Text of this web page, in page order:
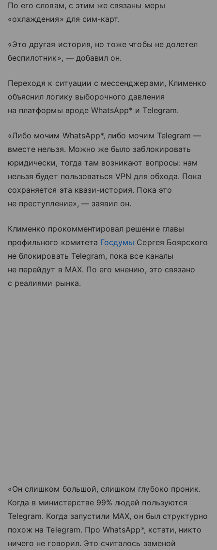
По его словам, с этим же связаны меры
«охлаждения» для сим-карт.
«Это другая история, но тоже чтобы не долетел
беспилотник», — добавил он.
Переходя к ситуации с мессенджерами, Клименко
объяснил логику выборочного давления
на платформы вроде WhatsApp* и Telegram.
«Либо мочим WhatsApp*, либо мочим Telegram —
вместе нельзя. Можно же было заблокировать
юридически, тогда там возникают вопросы: нам
нельзя будет пользоваться VPN для обхода. Пока
сохраняется эта квази-история. Пока это
не преступление», — заявил он.
Клименко прокомментировал решение главы
профильного комитета Госдумы Сергея Боярского
не блокировать Telegram, пока все каналы
не перейдут в MAX. По его мнению, это связано
с реалиями рынка.
«Он слишком большой, слишком глубоко проник.
Когда в министерстве 99% людей пользуются
Telegram. Когда запустили MAX, он был структурно
похож на Telegram. Про WhatsApp*, кстати, никто
ничего не говорил. Это считалось заменой